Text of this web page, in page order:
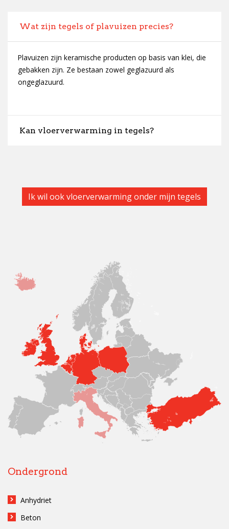
Wat zijn tegels of plavuizen precies?
Plavuizen zijn keramische producten op basis van klei, die
gebakken zijn. Ze bestaan zowel geglazuurd als
ongeglazuurd.
Kan vloerverwarming in tegels?
Ik wil ook vloerverwarming onder mijn tegels
Ondergrond
Anhydriet
Beton